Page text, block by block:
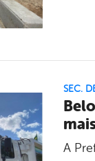
SEC.
A